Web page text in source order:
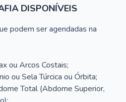
DISPONÍVEIS
podem ser agendadas na
ou Arcos Costais;
ou Sela Túrcica ou Órbita;
Total (Abdome Superior,